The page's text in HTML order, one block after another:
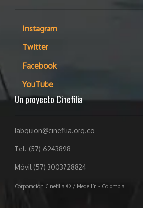
Instagram
Twitter
Facebook
YouTube
Un proyecto Cinefilia
labguion@cinefilia.org.co
Tel. (57) 6943898
Móvil (57) 3003728824
Corporación Cinefilia © / Medellín - Colombia